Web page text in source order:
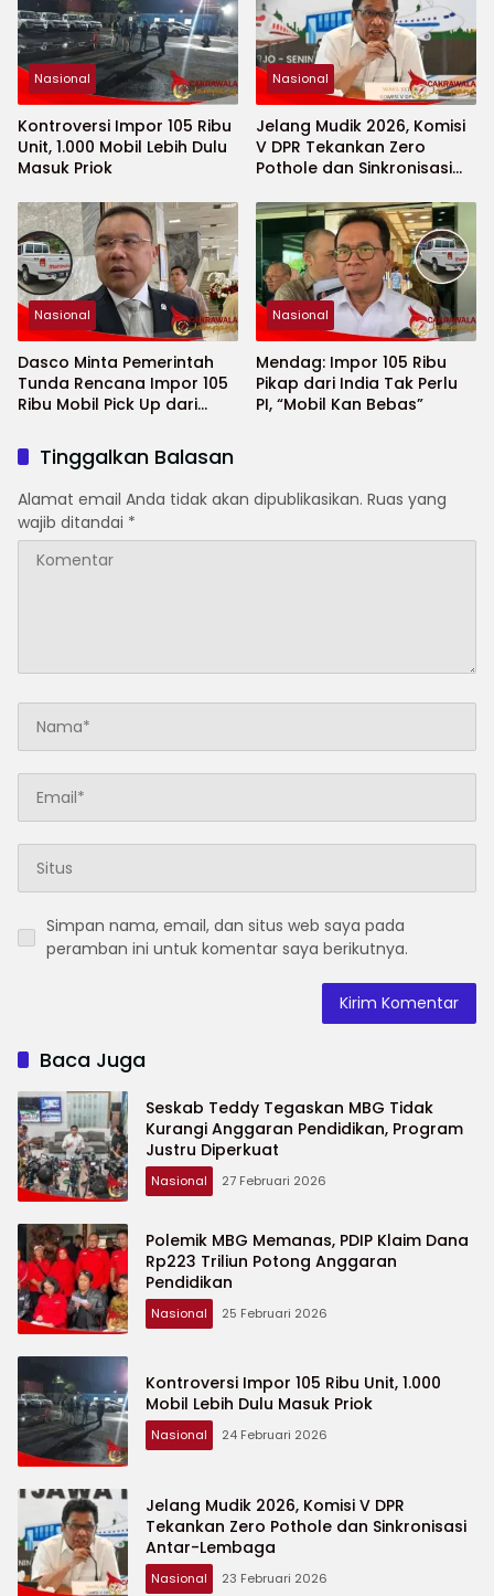
Nasional
Kontroversi Impor 105 Ribu
Unit, 1.000 Mobil Lebih Dulu
Masuk Priok
Nasional
Jelang Mudik 2026, Komisi
V DPR Tekankan Zero
Pothole dan Sinkronisasi
Nasional
Dasco Minta Pemerintah
Tunda Rencana Impor 105
Ribu Mobil Pick Up dari
Nasional
Mendag: Impor 105 Ribu
Pikap dari India Tak Perlu
PI, “Mobil Kan Bebas”
Tinggalkan Balasan
Alamat email Anda tidak akan dipublikasikan. Ruas yang
wajib ditandai *
Simpan nama, email, dan situs web saya pada
peramban ini untuk komentar saya berikutnya.
Baca Juga
Seskab Teddy Tegaskan MBG Tidak
Kurangi Anggaran Pendidikan, Program
Justru Diperkuat
Nasional 27 Februari 2026
Polemik MBG Memanas, PDIP Klaim Dana
Rp223 Triliun Potong Anggaran
Pendidikan
Nasional 25 Februari 2026
Kontroversi Impor 105 Ribu Unit, 1.000
Mobil Lebih Dulu Masuk Priok
Nasional 24 Februari 2026
Jelang Mudik 2026, Komisi V DPR
Tekankan Zero Pothole dan Sinkronisasi
Antar-Lembaga
Nasional 23 Februari 2026